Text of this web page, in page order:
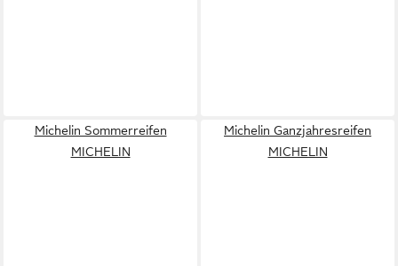
Michelin Sommerreifen
MICHELIN
Michelin Ganzjahresreifen
MICHELIN